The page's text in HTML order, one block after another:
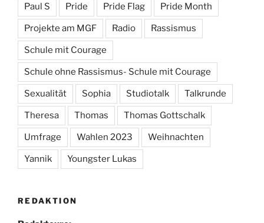
Paul S Pride Pride Flag Pride Month
Projekte am MGF Radio Rassismus
Schule mit Courage
Schule ohne Rassismus- Schule mit Courage
Sexualität Sophia Studiotalk Talkrunde
Theresa Thomas Thomas Gottschalk
Umfrage Wahlen 2023 Weihnachten
Yannik Youngster Lukas
REDAKTION